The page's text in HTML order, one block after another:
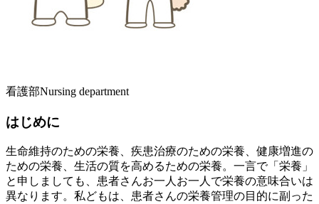
看護部Nursing department
はじめに
生命維持のための栄養、疾患治療のための栄養、健康増進の
ための栄養、生活の質を高めるための栄養。一言で「栄養」
と申しましても、患者さんお一人お一人で栄養の意味合いは
異なります。私どもは、患者さんの栄養管理の目的に副った